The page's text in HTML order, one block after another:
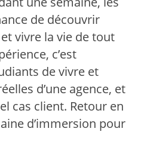
de découvrir
et vivre la vie de tout
c’est
de vivre et
d’une agence, et
cas client. Retour en
d’immersion pour